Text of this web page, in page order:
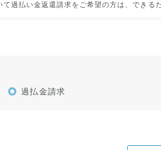
過払い金返還請求をご希望の方は、でき
過払金請求